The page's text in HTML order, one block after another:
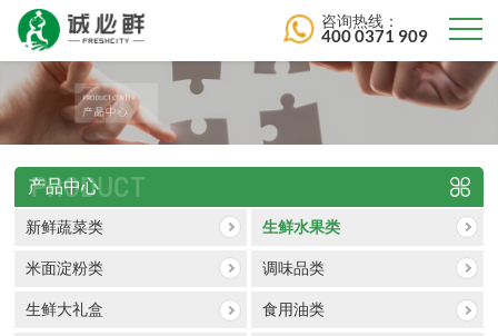
咨询热线：
400 0371 909
PRODUCT
产品中心
新鲜蔬菜类 生鲜水果类
米面淀粉类 调味品类
生鲜大礼盒 食用油类